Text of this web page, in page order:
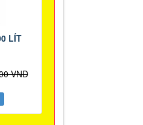
LÍT
VND